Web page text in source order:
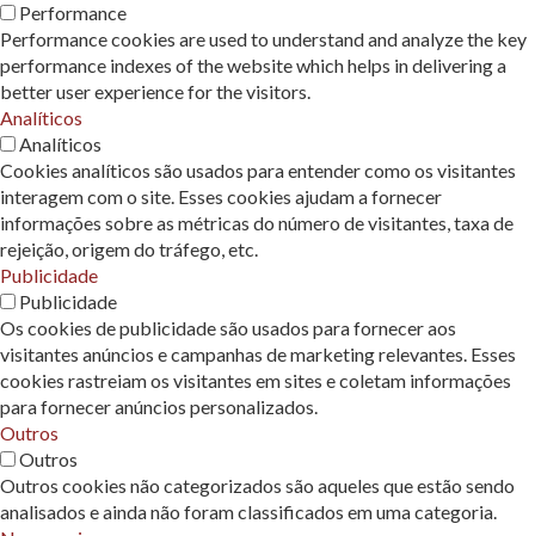
Performance
Performance cookies are used to understand and analyze the key
performance indexes of the website which helps in delivering a
better user experience for the visitors.
Analíticos
Analíticos
Cookies analíticos são usados ​​para entender como os visitantes
interagem com o site. Esses cookies ajudam a fornecer
informações sobre as métricas do número de visitantes, taxa de
rejeição, origem do tráfego, etc.
Publicidade
Publicidade
Os cookies de publicidade são usados ​​para fornecer aos
visitantes anúncios e campanhas de marketing relevantes. Esses
cookies rastreiam os visitantes em sites e coletam informações
para fornecer anúncios personalizados.
Outros
Outros
Outros cookies não categorizados são aqueles que estão sendo
analisados ​​e ainda não foram classificados em uma categoria.